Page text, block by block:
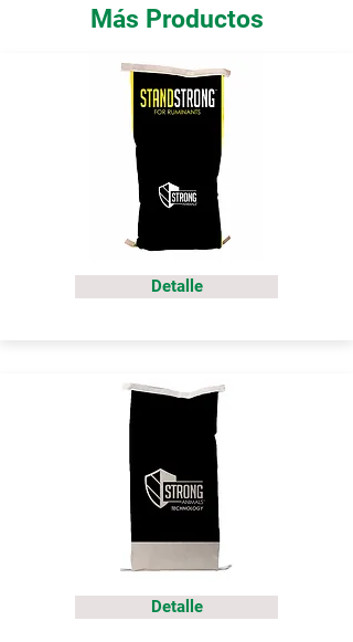
Más Productos
Detalle
Detalle